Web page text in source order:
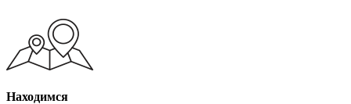
Находимся